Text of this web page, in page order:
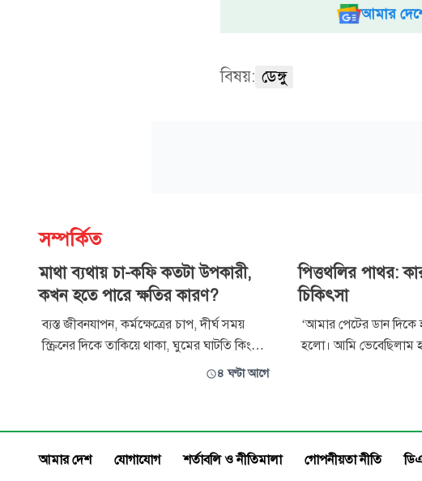
আমার
বিষয়: ডেঙ্গু
সম্পর্কিত
মাথা ব্যথায় চা-কফি কতটা উপকারী,
কখন হতে পারে ক্ষতির কারণ?
ব্যস্ত জীবনযাপন, কর্মক্ষেত্রের চাপ, দীর্ঘ সময়
স্ক্রিনের দিকে তাকিয়ে থাকা, ঘুমের ঘাটতি কিংবা
মানসিক চাপ—এসব কারণে মাথা ব্যথা অনেকের
ওপর নির্ভর করেন। এমনকি নিয়মিত কফি পান
করেন এমন অনেকের ক্ষেত্রে সকালে কফি না খ
৪ ঘণ্টা আগে
পিত্তথলির পাথর:
চিকিৎসা
‘আমার পেটের ডান দিকে
হলো। আমি ভেবেছিলাম
ওষুধ খাওয়ার পরেও
অভিজ্ঞতা হয়। পিত্তথলিতে পাথর জন্মানো
বিশ্বজুড়ে পরিপাকতন্ত্রের
আমার দেশ যোগাযোগ শর্তাবলি ও নীতিমালা গোপনীয়তা নীতি